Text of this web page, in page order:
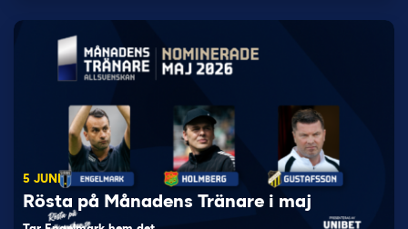
5 JUNI
Rösta på Månadens Tränare i maj